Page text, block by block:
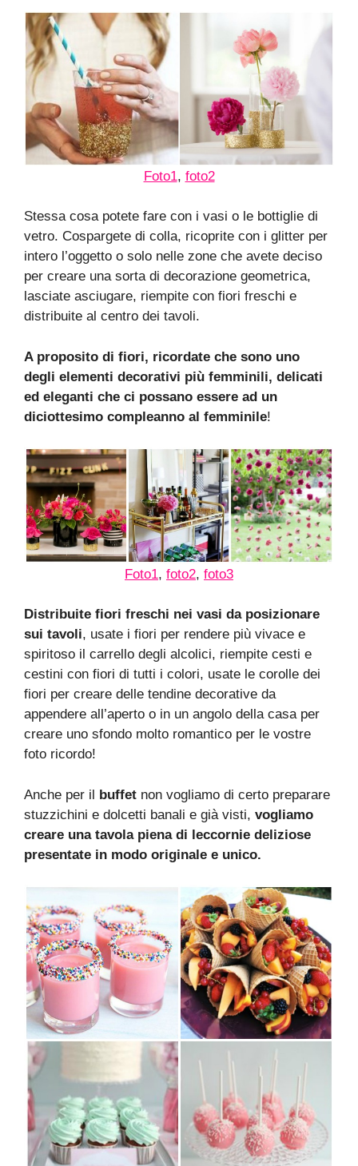
Foto1, foto2
Stessa cosa potete fare con i vasi o le bottiglie di
vetro. Cospargete di colla, ricoprite con i glitter per
intero l’oggetto o solo nelle zone che avete deciso
per creare una sorta di decorazione geometrica,
lasciate asciugare, riempite con fiori freschi e
distribuite al centro dei tavoli.
A proposito di fiori, ricordate che sono uno
degli elementi decorativi più femminili, delicati
ed eleganti che ci possano essere ad un
diciottesimo compleanno al femminile!
Foto1, foto2, foto3
Distribuite fiori freschi nei vasi da posizionare
sui tavoli, usate i fiori per rendere più vivace e
spiritoso il carrello degli alcolici, riempite cesti e
cestini con fiori di tutti i colori, usate le corolle dei
fiori per creare delle tendine decorative da
appendere all’aperto o in un angolo della casa per
creare uno sfondo molto romantico per le vostre
foto ricordo!
Anche per il buffet non vogliamo di certo preparare
stuzzichini e dolcetti banali e già visti, vogliamo
creare una tavola piena di leccornie deliziose
presentate in modo originale e unico.